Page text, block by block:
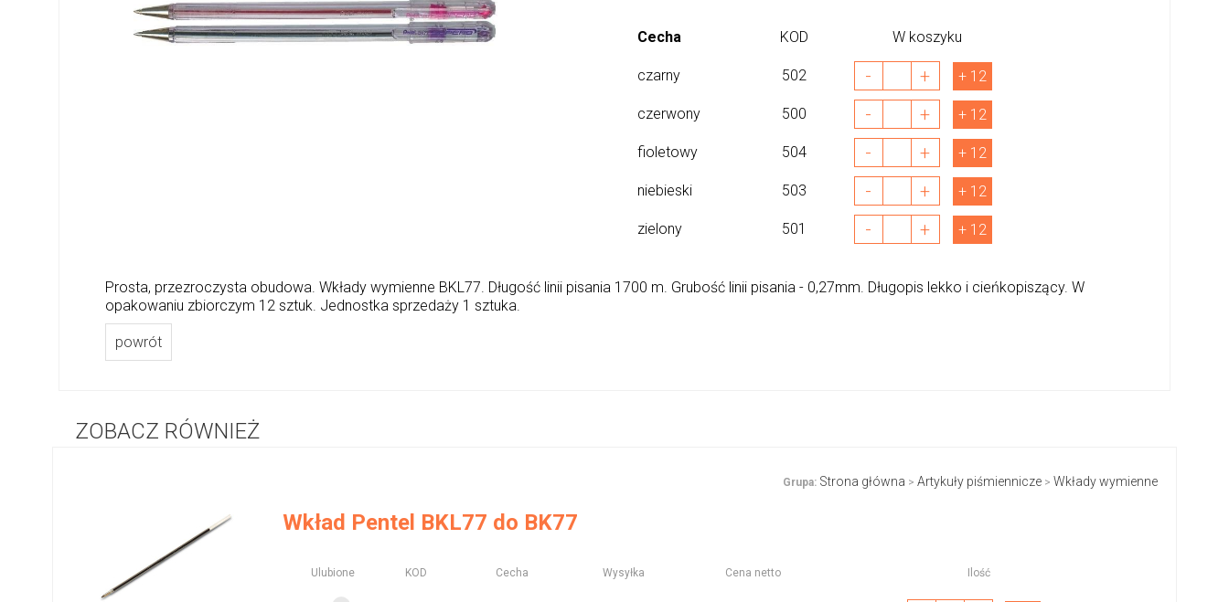
Cecha KOD W koszyku
czarny 502 - + + 12
czerwony 500 - + + 12
fioletowy 504 - + + 12
niebieski 503 - + + 12
zielony 501 - + + 12
Prosta, przezroczysta obudowa. Wkłady wymienne BKL77. Długość linii pisania 1700 m. Grubość linii pisania - 0,27mm. Długopis lekko i cieńkopiszący. W
opakowaniu zbiorczym 12 sztuk. Jednostka sprzedaży 1 sztuka.
powrót
ZOBACZ RÓWNIEŻ
Grupa: Strona główna > Artykuły piśmiennicze > Wkłady wymienne
Wkład Pentel BKL77 do BK77
Ulubione KOD Cecha Wysyłka Cena netto Ilość